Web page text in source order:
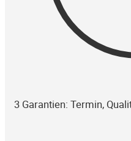
3 Garantien: Termin,